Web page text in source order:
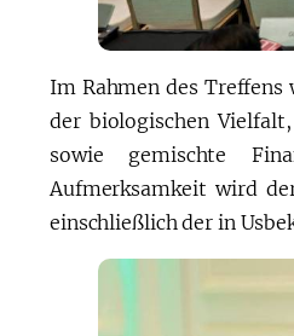
Im Rahmen des
der biologischen
sowie gemischte
Aufmerksamkeit wird
einschließlich der in